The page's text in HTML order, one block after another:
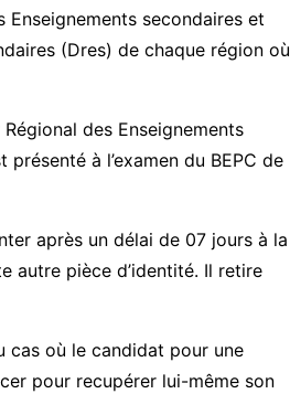
secondaires et
(Dres) de chaque région où
des Enseignements
à l’examen du BEPC de
après un délai de 07 jours à la
autre pièce d’identité. Il retire
cas où le candidat pour une
pour recupérer lui-même son